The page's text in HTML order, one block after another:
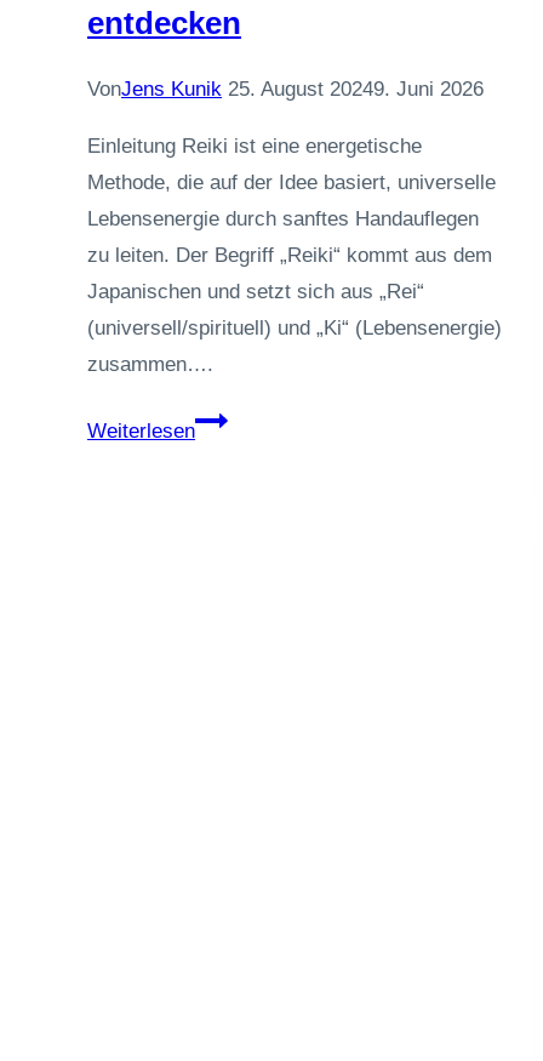
entdecken
VonJens Kunik 25. August 20249. Juni 2026
Einleitung Reiki ist eine energetische
Methode, die auf der Idee basiert, universelle
Lebensenergie durch sanftes Handauflegen
zu leiten. Der Begriff „Reiki“ kommt aus dem
Japanischen und setzt sich aus „Rei“
(universell/spirituell) und „Ki“ (Lebensenergie)
zusammen….
Weiterlesen7